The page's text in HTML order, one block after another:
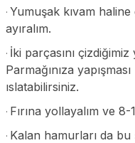
· Yumuşak kıvam
ayıralım.
· İki parçasını çizdiğimiz
Parmağınıza
ıslatabilirsiniz.
· Fırına yollayalım ve
· Kalan hamurları da